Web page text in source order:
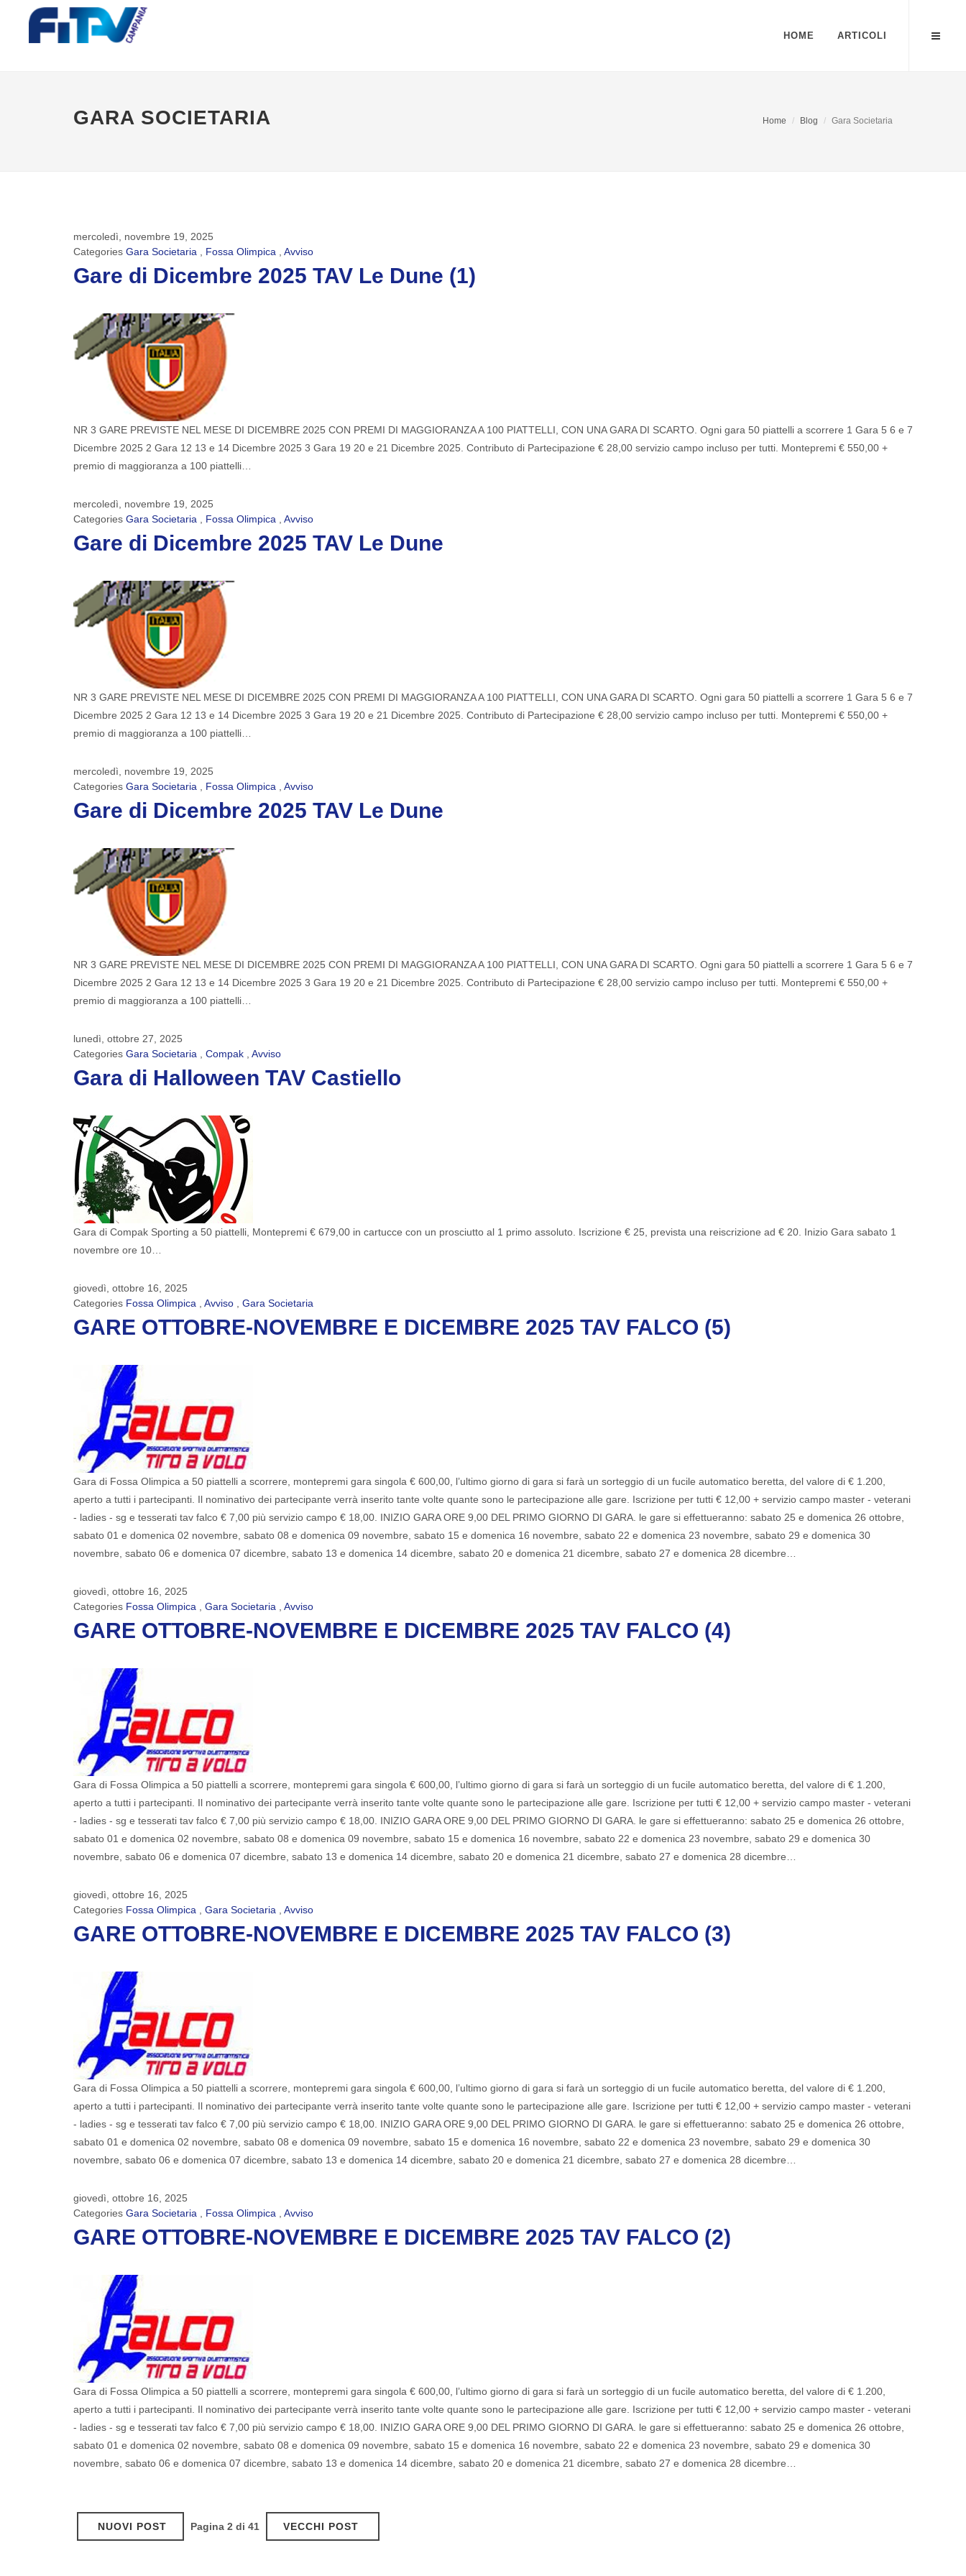
HOME ARTICOLI
GARA SOCIETARIA Home Blog Gara Societaria
mercoledì, novembre 19, 2025
Categories Gara Societaria Fossa Olimpica Avviso
Gare di Dicembre 2025 TAV Le Dune (1)
NR 3 GARE PREVISTE NEL MESE DI DICEMBRE 2025 CON PREMI DI MAGGIORANZA A 100 PIATTELLI, CON UNA GARA DI SCARTO. Ogni gara 50 piattelli a scorrere 1 Gara 5 6 e 7
Dicembre 2025 2 Gara 12 13 e 14 Dicembre 2025 3 Gara 19 20 e 21 Dicembre 2025. Contributo di Partecipazione € 28,00 servizio campo incluso per tutti. Montepremi € 550,00 +
premio di maggioranza a 100 piattelli…
mercoledì, novembre 19, 2025
Categories Gara Societaria Fossa Olimpica Avviso
Gare di Dicembre 2025 TAV Le Dune
NR 3 GARE PREVISTE NEL MESE DI DICEMBRE 2025 CON PREMI DI MAGGIORANZA A 100 PIATTELLI, CON UNA GARA DI SCARTO. Ogni gara 50 piattelli a scorrere 1 Gara 5 6 e 7
Dicembre 2025 2 Gara 12 13 e 14 Dicembre 2025 3 Gara 19 20 e 21 Dicembre 2025. Contributo di Partecipazione € 28,00 servizio campo incluso per tutti. Montepremi € 550,00 +
premio di maggioranza a 100 piattelli…
mercoledì, novembre 19, 2025
Categories Gara Societaria Fossa Olimpica Avviso
Gare di Dicembre 2025 TAV Le Dune
NR 3 GARE PREVISTE NEL MESE DI DICEMBRE 2025 CON PREMI DI MAGGIORANZA A 100 PIATTELLI, CON UNA GARA DI SCARTO. Ogni gara 50 piattelli a scorrere 1 Gara 5 6 e 7
Dicembre 2025 2 Gara 12 13 e 14 Dicembre 2025 3 Gara 19 20 e 21 Dicembre 2025. Contributo di Partecipazione € 28,00 servizio campo incluso per tutti. Montepremi € 550,00 +
premio di maggioranza a 100 piattelli…
lunedì, ottobre 27, 2025
Categories Gara Societaria Compak Avviso
Gara di Halloween TAV Castiello
Gara di Compak Sporting a 50 piattelli, Montepremi € 679,00 in cartucce con un prosciutto al 1 primo assoluto. Iscrizione € 25, prevista una reiscrizione ad € 20. Inizio Gara sabato 1
novembre ore 10…
giovedì, ottobre 16, 2025
Categories Fossa Olimpica Avviso Gara Societaria
GARE OTTOBRE-NOVEMBRE E DICEMBRE 2025 TAV FALCO (5)
Gara di Fossa Olimpica a 50 piattelli a scorrere, montepremi gara singola € 600,00, l’ultimo giorno di gara si farà un sorteggio di un fucile automatico beretta, del valore di € 1.200,
aperto a tutti i partecipanti. Il nominativo dei partecipante verrà inserito tante volte quante sono le partecipazione alle gare. Iscrizione per tutti € 12,00 + servizio campo master - veterani
- ladies - sg e tesserati tav falco € 7,00 più servizio campo € 18,00. INIZIO GARA ORE 9,00 DEL PRIMO GIORNO DI GARA. le gare si effettueranno: sabato 25 e domenica 26 ottobre,
sabato 01 e domenica 02 novembre, sabato 08 e domenica 09 novembre, sabato 15 e domenica 16 novembre, sabato 22 e domenica 23 novembre, sabato 29 e domenica 30
novembre, sabato 06 e domenica 07 dicembre, sabato 13 e domenica 14 dicembre, sabato 20 e domenica 21 dicembre, sabato 27 e domenica 28 dicembre…
giovedì, ottobre 16, 2025
Categories Fossa Olimpica Gara Societaria Avviso
GARE OTTOBRE-NOVEMBRE E DICEMBRE 2025 TAV FALCO (4)
Gara di Fossa Olimpica a 50 piattelli a scorrere, montepremi gara singola € 600,00, l’ultimo giorno di gara si farà un sorteggio di un fucile automatico beretta, del valore di € 1.200,
aperto a tutti i partecipanti. Il nominativo dei partecipante verrà inserito tante volte quante sono le partecipazione alle gare. Iscrizione per tutti € 12,00 + servizio campo master - veterani
- ladies - sg e tesserati tav falco € 7,00 più servizio campo € 18,00. INIZIO GARA ORE 9,00 DEL PRIMO GIORNO DI GARA. le gare si effettueranno: sabato 25 e domenica 26 ottobre,
sabato 01 e domenica 02 novembre, sabato 08 e domenica 09 novembre, sabato 15 e domenica 16 novembre, sabato 22 e domenica 23 novembre, sabato 29 e domenica 30
novembre, sabato 06 e domenica 07 dicembre, sabato 13 e domenica 14 dicembre, sabato 20 e domenica 21 dicembre, sabato 27 e domenica 28 dicembre…
giovedì, ottobre 16, 2025
Categories Fossa Olimpica Gara Societaria Avviso
GARE OTTOBRE-NOVEMBRE E DICEMBRE 2025 TAV FALCO (3)
Gara di Fossa Olimpica a 50 piattelli a scorrere, montepremi gara singola € 600,00, l’ultimo giorno di gara si farà un sorteggio di un fucile automatico beretta, del valore di € 1.200,
aperto a tutti i partecipanti. Il nominativo dei partecipante verrà inserito tante volte quante sono le partecipazione alle gare. Iscrizione per tutti € 12,00 + servizio campo master - veterani
- ladies - sg e tesserati tav falco € 7,00 più servizio campo € 18,00. INIZIO GARA ORE 9,00 DEL PRIMO GIORNO DI GARA. le gare si effettueranno: sabato 25 e domenica 26 ottobre,
sabato 01 e domenica 02 novembre, sabato 08 e domenica 09 novembre, sabato 15 e domenica 16 novembre, sabato 22 e domenica 23 novembre, sabato 29 e domenica 30
novembre, sabato 06 e domenica 07 dicembre, sabato 13 e domenica 14 dicembre, sabato 20 e domenica 21 dicembre, sabato 27 e domenica 28 dicembre…
giovedì, ottobre 16, 2025
Categories Gara Societaria Fossa Olimpica Avviso
GARE OTTOBRE-NOVEMBRE E DICEMBRE 2025 TAV FALCO (2)
Gara di Fossa Olimpica a 50 piattelli a scorrere, montepremi gara singola € 600,00, l’ultimo giorno di gara si farà un sorteggio di un fucile automatico beretta, del valore di € 1.200,
aperto a tutti i partecipanti. Il nominativo dei partecipante verrà inserito tante volte quante sono le partecipazione alle gare. Iscrizione per tutti € 12,00 + servizio campo master - veterani
- ladies - sg e tesserati tav falco € 7,00 più servizio campo € 18,00. INIZIO GARA ORE 9,00 DEL PRIMO GIORNO DI GARA. le gare si effettueranno: sabato 25 e domenica 26 ottobre,
sabato 01 e domenica 02 novembre, sabato 08 e domenica 09 novembre, sabato 15 e domenica 16 novembre, sabato 22 e domenica 23 novembre, sabato 29 e domenica 30
novembre, sabato 06 e domenica 07 dicembre, sabato 13 e domenica 14 dicembre, sabato 20 e domenica 21 dicembre, sabato 27 e domenica 28 dicembre…
NUOVI POST Pagina 2 di 41 VECCHI POST